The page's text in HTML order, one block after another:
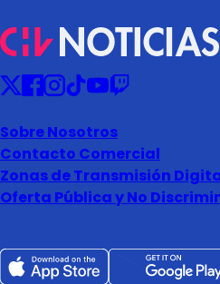
Sobre Nosotros
Contacto Comercial
Zonas de Transmisión
Oferta Pública y No